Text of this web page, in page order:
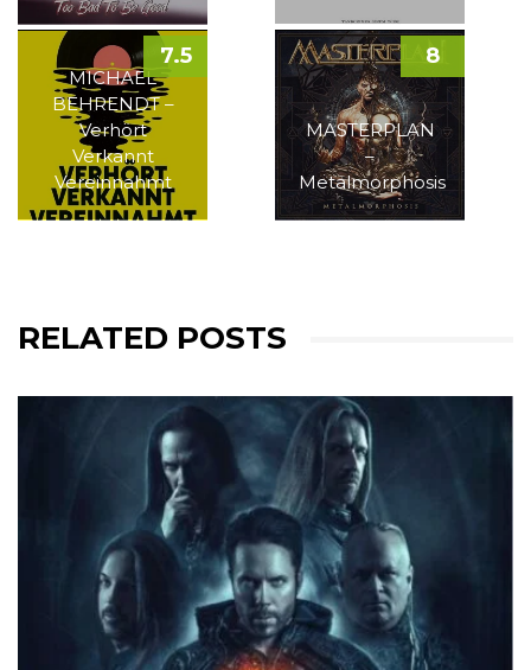
MICHAEL
BEHRENDT –
Verhört
Verkannt
Vereinnahmt
7.5
MASTERPLAN
–
Metalmorphosis
8
RELATED POSTS